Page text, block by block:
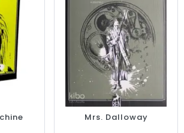
Mrs. Dalloway